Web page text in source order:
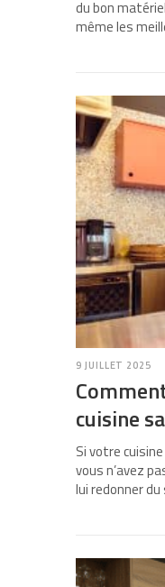
du bon
même les
9 JUILLET 2025
cuisine
Si votre
vous n’avez
lui redonner